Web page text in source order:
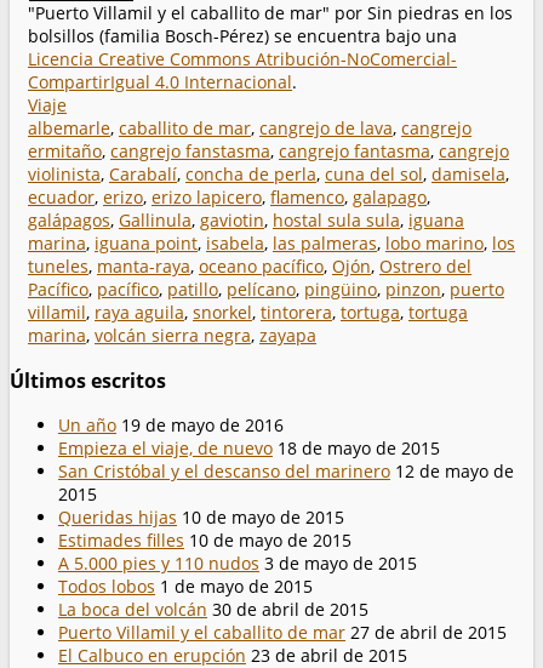
"Puerto Villamil y el caballito de mar" por Sin piedras en los
bolsillos (familia Bosch-Pérez) se encuentra bajo una
Licencia Creative Commons Atribución-NoComercial-
CompartirIgual 4.0 Internacional.
Viaje
albemarle, caballito de mar, cangrejo de lava, cangrejo
ermitaño, cangrejo fanstasma, cangrejo fantasma, cangrejo
violinista, Carabalí, concha de perla, cuna del sol, damisela,
ecuador, erizo, erizo lapicero, flamenco, galapago,
galápagos, Gallinula, gaviotin, hostal sula sula, iguana
marina, iguana point, isabela, las palmeras, lobo marino, los
tuneles, manta-raya, oceano pacífico, Ojón, Ostrero del
Pacífico, pacífico, patillo, pelícano, pingüino, pinzon, puerto
villamil, raya aguila, snorkel, tintorera, tortuga, tortuga
marina, volcán sierra negra, zayapa
Últimos escritos
Un año 19 de mayo de 2016
Empieza el viaje, de nuevo 18 de mayo de 2015
San Cristóbal y el descanso del marinero 12 de mayo de
2015
Queridas hijas 10 de mayo de 2015
Estimades filles 10 de mayo de 2015
A 5.000 pies y 110 nudos 3 de mayo de 2015
Todos lobos 1 de mayo de 2015
La boca del volcán 30 de abril de 2015
Puerto Villamil y el caballito de mar 27 de abril de 2015
El Calbuco en erupción 23 de abril de 2015